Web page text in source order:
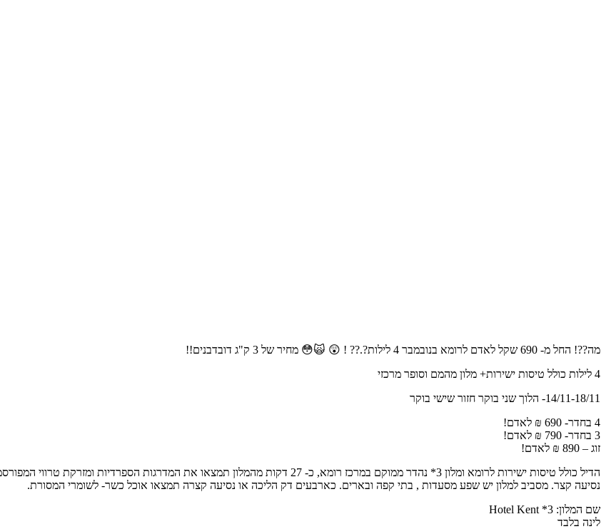
מה??! החל מ- 690 שקל לאדם לרומא בנובמבר 4 לילות?.?? ! 😲 🙀😳 מחיר של 3 ק"ג דובדבנים!!
4 לילות כולל טיסות ישירות+ מלון מהמם וסופר מרכזי
14/11-18/11- הלוך שני בוקר חזור שישי בוקר
4 בחדר- 690 ₪ לאדם!
3 בחדר- 790 ₪ לאדם!
זוג – 890 ₪ לאדם!
נסיעה קצר. מסביב למלון יש שפע מסעדות , בתי קפה ובארים. כארבעים דק הליכה או נסיעה קצרה תמצאו אוכל כשר- לשומרי המסורת.
שם המלון: 3* Hotel Kent
לינה בלבד